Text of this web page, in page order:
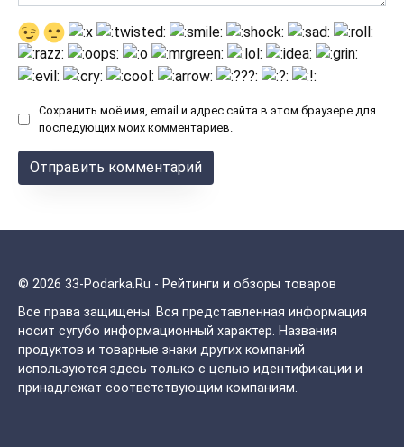
Сохранить моё имя, email и адрес сайта в этом браузере для
последующих моих комментариев.
© 2026 33-Podarka.Ru - Рейтинги и обзоры товаров
Все права защищены. Вся представленная информация
носит сугубо информационный характер. Названия
продуктов и товарные знаки других компаний
используются здесь только с целью идентификации и
принадлежат соответствующим компаниям.